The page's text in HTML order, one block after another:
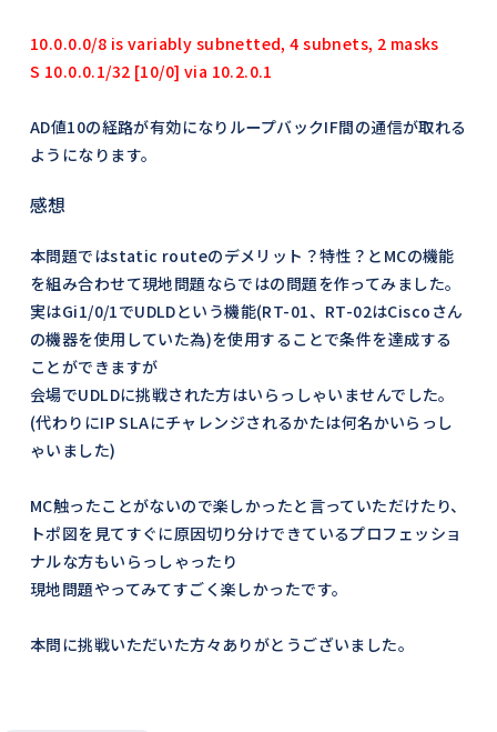
10.0.0.0/8 is variably subnetted, 4 subnets, 2 masks
S 10.0.0.1/32 [10/0] via 10.2.0.1
AD値10の経路が有効になりループバックIF間の通信が取れる
ようになります。
感想
本問題ではstatic routeのデメリット？特性？とMCの機能
を組み合わせて現地問題ならではの問題を作ってみました。
実はGi1/0/1でUDLDという機能(RT-01、RT-02はCiscoさん
の機器を使用していた為)を使用することで条件を達成する
ことができますが
会場でUDLDに挑戦された方はいらっしゃいませんでした。
(代わりにIP SLAにチャレンジされるかたは何名かいらっし
ゃいました)
MC触ったことがないので楽しかったと言っていただけたり、
トポ図を見てすぐに原因切り分けできているプロフェッショ
ナルな方もいらっしゃったり
現地問題やってみてすごく楽しかったです。
本問に挑戦いただいた方々ありがとうございました。